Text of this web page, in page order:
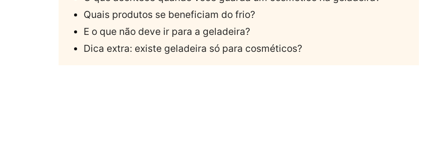
Quais produtos se beneficiam do frio?
E o que não deve ir para a geladeira?
Dica extra: existe geladeira só para cosméticos?